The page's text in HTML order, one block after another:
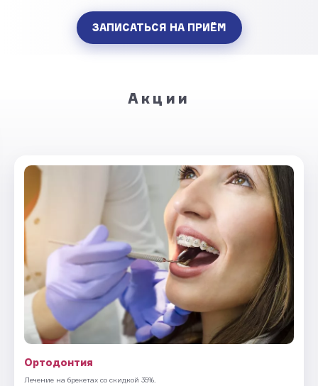
ЗАПИСАТЬСЯ НА ПРИЁМ
Акции
Ортодонтия
Лечение на брекетах со скидкой 35%.